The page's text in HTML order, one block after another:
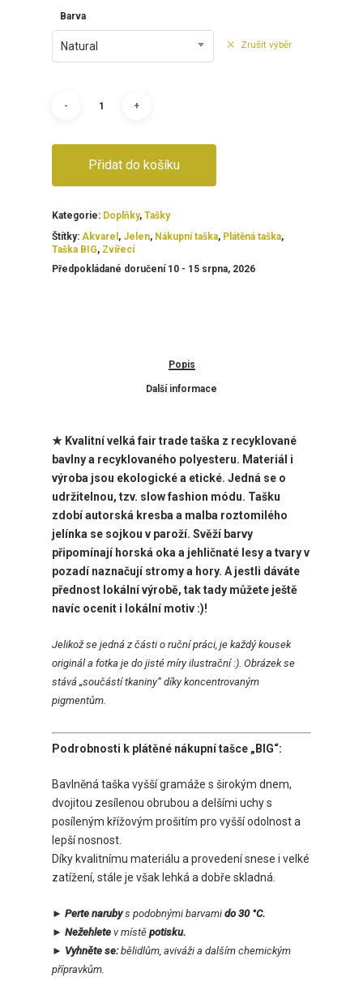
Barva
Natural Zrušit výběr
Přidat do košíku
Kategorie: Doplňky, Tašky
Štítky: Akvarel , Jelen, Nákupní taška, Plátěná taška,
Taška BIG, Zvířecí
Předpokládané doručení 10 - 15 srpna, 2026
Popis
Další informace
★ Kvalitní velká fair trade taška z recyklované
bavlny a recyklovaného polyesteru. Materiál i
výroba jsou ekologické a etické. Jedná se o
udržitelnou, tzv. slow fashion módu. Tašku
zdobí autorská kresba a malba roztomilého
jelínka se sojkou v paroží. Svěží barvy
připomínají horská oka a jehličnaté lesy a tvary v
pozadí naznačují stromy a hory. A jestli dáváte
přednost lokální výrobě, tak tady můžete ještě
navíc ocenit i lokální motiv :)!
Jelikož se jedná z části o ruční práci, je každý kousek
originál a fotka je do jisté míry ilustrační :). Obrázek se
stává „součástí tkaniny“ díky koncentrovaným
pigmentům.
Podrobnosti k plátěné nákupní tašce „BIG“:
Bavlněná taška vyšší gramáže s širokým dnem,
dvojitou zesílenou obrubou a delšími uchy s
posíleným křížovým prošitím pro vyšší odolnost a
lepší nosnost.
Díky kvalitnímu materiálu a provedení snese i velké
zatížení, stále je však lehká a dobře skladná.
► Perte narubys podobnými barvami do 30 °C.
► Nežehlete v místě potisku.
► Vyhněte se:bělidlům, aviváži a dalším chemickým
přípravkům.